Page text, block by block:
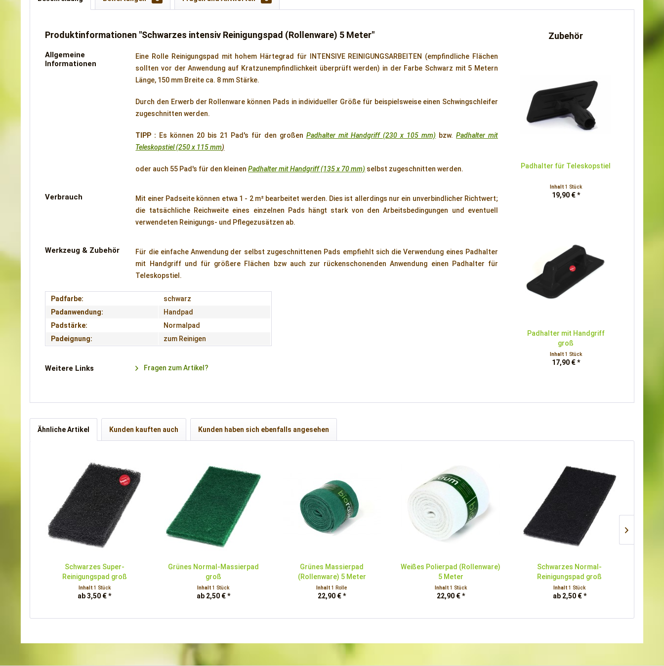
Produktinformationen "Schwarzes intensiv Reinigungspad (Rollenware) 5 Meter"
Allgemeine
Informationen
Eine Rolle Reinigungspad mit hohem Härtegrad für INTENSIVE REINIGUNGSARBEITEN (empfindliche Flächen
sollten vor der Anwendung auf Kratzunempfindlichkeit überprüft werden) in der Farbe Schwarz mit 5 Metern
Länge, 150 mm Breite ca. 8 mm Stärke.
Durch den Erwerb der Rollenware können Pads in individueller Größe für beispielsweise einen Schwingschleifer
zugeschnitten werden.
TIPP : Es können 20 bis 21 Pad's für den großen Padhalter mit Handgriff (230 x 105 mm) bzw.Padhalter mit
Teleskopstiel (250 x 115 mm)
oder auch 55 Pad's für den kleinenPadhalter mit Handgriff (135 x 70 mm) selbst zugeschnitten werden.
Verbrauch
Mit einer Padseite können etwa 1 - 2 m² bearbeitet werden. Dies ist allerdings nur ein unverbindlicher Richtwert;
die tatsächliche Reichweite eines einzelnen Pads hängt stark von den Arbeitsbedingungen und eventuell
verwendeten Reinigungs- und Pflegezusätzen ab.
Werkzeug & Zubehör
Für die einfache Anwendung der selbst zugeschnittenen Pads empfiehlt sich die Verwendung eines Padhalter
mit Handgriff und für größere Flächen bzw auch zur rückenschonenden Anwendung einen Padhalter für
Teleskopstiel.
Padfarbe:
schwarz
Padanwendung:
Handpad
Padstärke:
Normalpad
Padeignung:
zum Reinigen
Weitere Links Fragen zum Artikel?
Zubehör
Padhalter für Teleskopstiel
Inhalt 1 Stück
19,90 € *
Padhalter mit Handgriff
groß
Inhalt 1 Stück
17,90 € *
Ähnliche Artikel Kunden kauften auch Kunden haben sich ebenfalls angesehen
Schwarzes Super-
Reinigungspad groß
Inhalt 1 Stück
ab 3,50 € *
Grünes Normal-Massierpad
groß
Inhalt1 Stück
ab 2,50 € *
Grünes Massierpad
(Rollenware) 5 Meter
Inhalt1 Rolle
22,90 € *
Weißes Polierpad (Rollenware)
5 Meter
Inhalt 1 Stück
22,90 € *
Schwarzes Normal-
Reinigungspad groß
Inhalt1 Stück
ab 2,50 € *